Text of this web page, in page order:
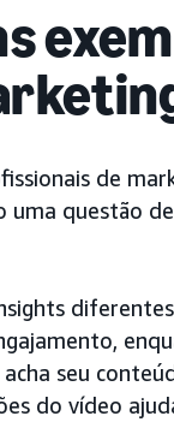
de
questão
seu
do vídeo